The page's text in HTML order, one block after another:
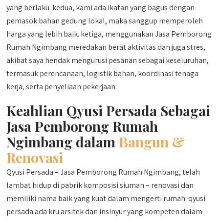
yang berlaku. kedua, kami ada ikatan yang bagus dengan
pemasok bahan gedung lokal, maka sanggup memperoleh
harga yang lebih baik. ketiga, menggunakan Jasa Pemborong
Rumah Ngimbang meredakan berat aktivitas dan juga stres,
akibat saya hendak mengurusi pesanan sebagai keseluruhan,
termasuk perencanaan, logistik bahan, koordinasi tenaga
kerja, serta penyeliaan pekerjaan.
Keahlian Qyusi Persada Sebagai
Jasa Pemborong Rumah
Ngimbang dalam Bangun &
Renovasi
Qyusi Persada – Jasa Pemborong Rumah Ngimbang, telah
lambat hidup di pabrik komposisi siuman – renovasi dan
memiliki nama baik yang kuat dalam mengerti rumah. qyusi
persada ada kru arsitek dan insinyur yang kompeten dalam